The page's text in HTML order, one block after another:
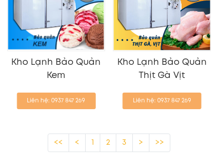
Kho Lạnh Bảo Quản
Kem
Liên hệ: 0937 847 269
Kho Lạnh Bảo Quản
Thịt Gà Vịt
Liên hệ: 0937 847 269
<< < 1 2 3 > >>